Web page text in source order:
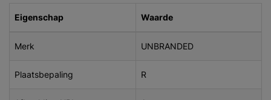
Eigenschap Waarde
Merk UNBRANDED
Plaatsbepaling R